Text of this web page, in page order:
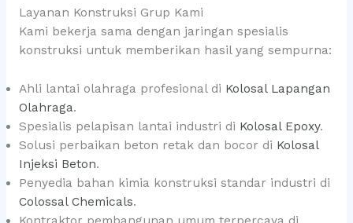
Layanan Konstruksi Grup Kami
Kami bekerja sama dengan jaringan spesialis
konstruksi untuk memberikan hasil yang sempurna:
Ahli lantai olahraga profesional di Kolosal Lapangan
Olahraga.
Spesialis pelapisan lantai industri di Kolosal Epoxy.
Solusi perbaikan beton retak dan bocor di Kolosal
Injeksi Beton.
Penyedia bahan kimia konstruksi standar industri di
Colossal Chemicals.